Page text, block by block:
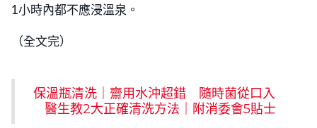
1小時內都不應浸溫泉。
（全文完）
保溫瓶清洗｜齋用水沖超錯 隨時菌從口入
醫生教2大正確清洗方法｜附消委會5貼士